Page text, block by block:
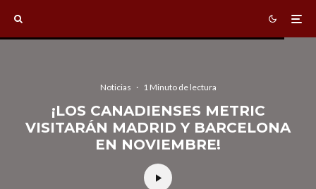
Noticias · 1 Minuto de lectura
¡LOS CANADIENSES METRIC
VISITARÁN MADRID Y BARCELONA
EN NOVIEMBRE!